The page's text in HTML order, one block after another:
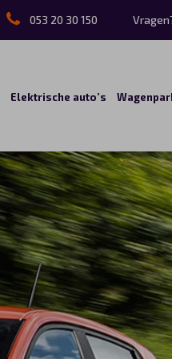
053 20 30 150
Elektrische auto’s